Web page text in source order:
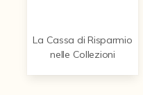
La Cassa di Risparmio
nelle Collezioni